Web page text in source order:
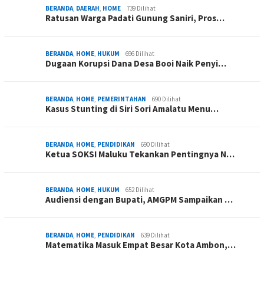
BERANDA, DAERAH, HOME 739 Dilihat
Ratusan Warga Padati Gunung Saniri, Pros…
BERANDA, HOME, HUKUM 696 Dilihat
Dugaan Korupsi Dana Desa Booi Naik Penyi…
BERANDA, HOME, PEMERINTAHAN 690 Dilihat
Kasus Stunting di Siri Sori Amalatu Menu…
BERANDA, HOME, PENDIDIKAN 690 Dilihat
Ketua SOKSI Maluku Tekankan Pentingnya N…
BERANDA, HOME, HUKUM 652 Dilihat
Audiensi dengan Bupati, AMGPM Sampaikan …
BERANDA, HOME, PENDIDIKAN 639 Dilihat
Matematika Masuk Empat Besar Kota Ambon,…